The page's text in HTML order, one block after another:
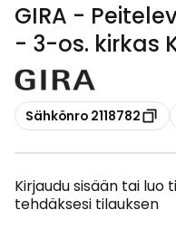
GIRA -
- 3-os. kirkas
Kopioi
Sähkönro 2118782
Kirjaudu sisään tai luo
tehdäksesi tilauksen